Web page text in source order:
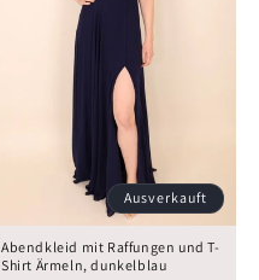
Ausverkauft
Abendkleid mit Raffungen und T-
Shirt Ärmeln, dunkelblau